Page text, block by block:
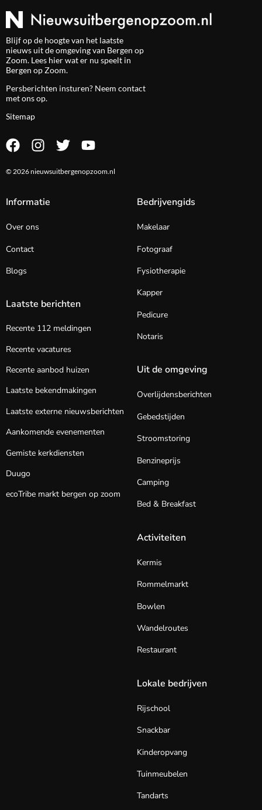
Blijf op de hoogte van het laatste
nieuws uit de omgeving van Bergen op
Zoom. Lees hier wat er nu speelt in
Bergen op Zoom.
Persberichten insturen? Neem contact
met ons op.
Sitemap
© 2026 nieuwsuitbergenopzoom.nl
Informatie
Over ons
Contact
Blogs
Laatste berichten
Recente 112 meldingen
Recente vacatures
Recente aanbod huizen
Laatste bekendmakingen
Laatste externe nieuwsberichten
Aankomende evenementen
Gemiste kerkdiensten
Duugo
ecoTribe markt bergen op zoom
Bedrijvengids
Makelaar
Fotograaf
Fysiotherapie
Kapper
Pedicure
Notaris
Uit de omgeving
Overlijdensberichten
Gebedstijden
Stroomstoring
Benzineprijs
Camping
Bed & Breakfast
Activiteiten
Kermis
Rommelmarkt
Bowlen
Wandelroutes
Restaurant
Lokale bedrijven
Rijschool
Snackbar
Kinderopvang
Tuinmeubelen
Tandarts